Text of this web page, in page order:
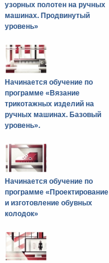
узорных полотен на ручных
машинах. Продвинутый
уровень»
Начинается обучение по
программе «Вязание
трикотажных изделий на
ручных машинах. Базовый
уровень».
Начинается обучение по
программе «Проектирование
и изготовление обувных
колодок»